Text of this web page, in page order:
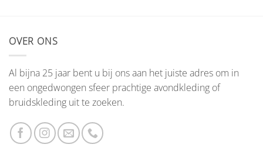
OVER ONS
Al bijna 25 jaar bent u bij ons aan het juiste adres om in
een ongedwongen sfeer prachtige avondkleding of
bruidskleding uit te zoeken.